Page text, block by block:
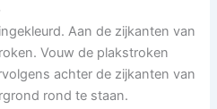
Aan de zijkanten van
Vouw de plakstroken
achter de zijkanten van
rond te staan.